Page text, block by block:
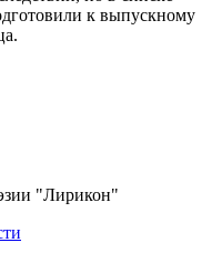
к выпускному
"Лирикон"